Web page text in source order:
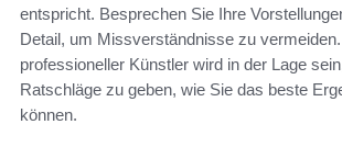
entspricht. Besprechen Sie Ihre
Detail, um Missverständnisse zu
professioneller Künstler wird in der Lage
Ratschläge zu geben, wie Sie das beste
können.